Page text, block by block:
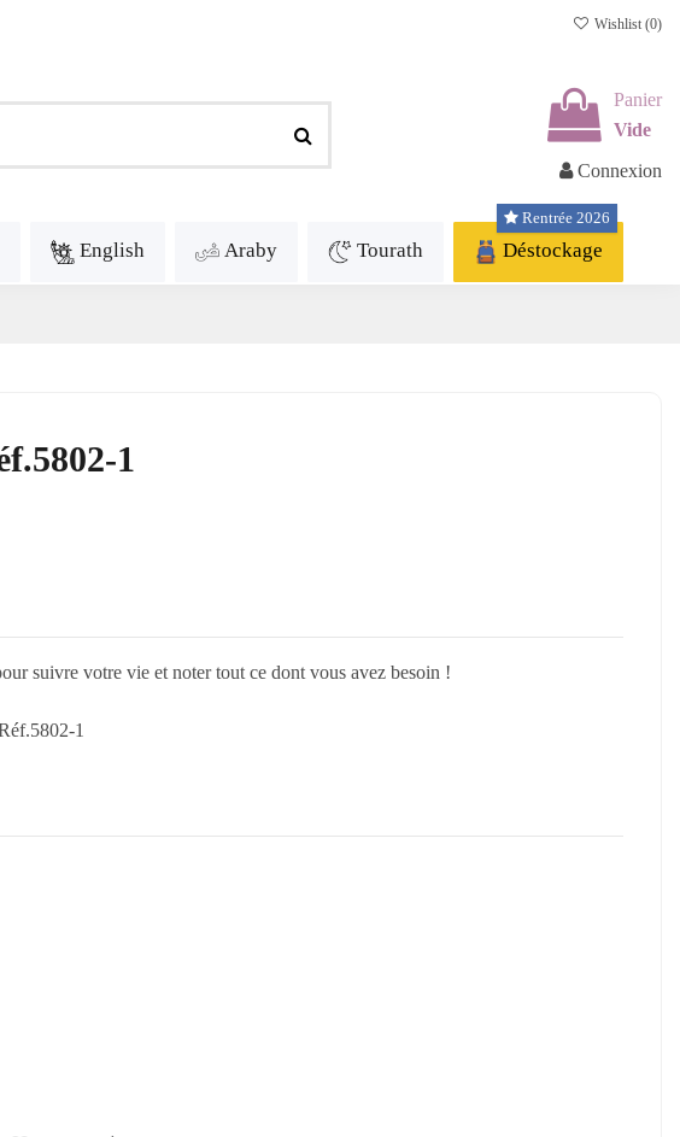
Wishlist (0)
Panier
Vide
Connexion
English Araby Tourath Déstockage
Rentrée 2026
1
suivre votre vie et noter tout ce dont vous avez besoin !
1